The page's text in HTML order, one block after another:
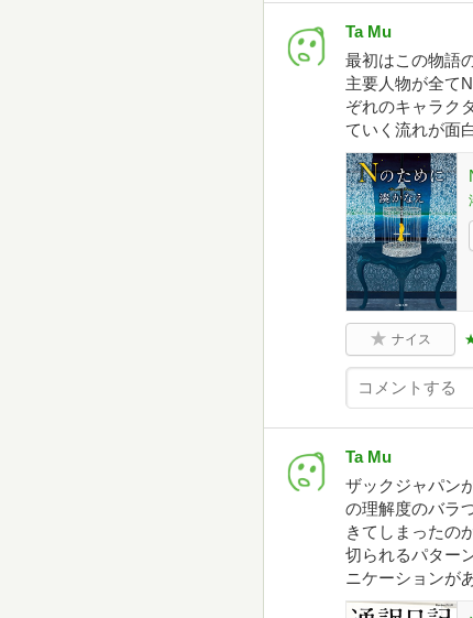
Ta Mu
最初はこの物語
主要人物が全て
ぞれのキャラク
ていく流れが面
ナイス
Ta Mu
ザックジャパン
の理解度のバラ
きてしまったの
切られるパター
ニケーションが